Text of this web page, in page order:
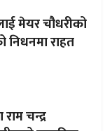
मेयर चौधरीको
राहत
चन्द्र